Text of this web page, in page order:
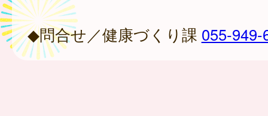
◆問合せ／健康づくり課 055-949-